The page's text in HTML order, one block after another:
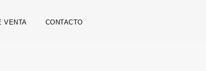
VENTA CONTACTO